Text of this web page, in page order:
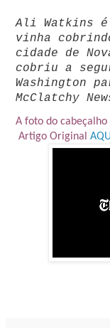
Ali Watkins é
vinha
cidade de
cobriu a
Washington
McClatchy
A foto do cabeçalho
Artigo Original